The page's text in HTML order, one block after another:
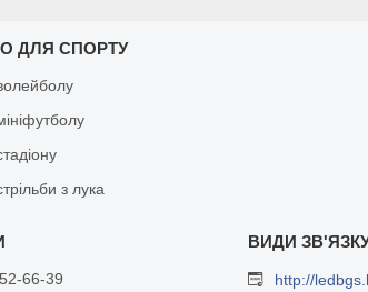
ДЛЯ СПОРТУ
з лука
66-39 http://